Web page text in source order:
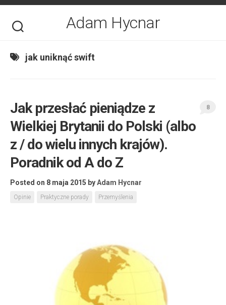
Skip
content
Adam Hycnar
jak uniknąć swift
Jak przesłać pieniądze z
Wielkiej Brytanii do Polski (albo
z / do wielu innych krajów).
Poradnik od A do Z
Posted on 8 maja 2015 byAdam Hycnar
Opinie Praktyczne porady Przemyślenia
8